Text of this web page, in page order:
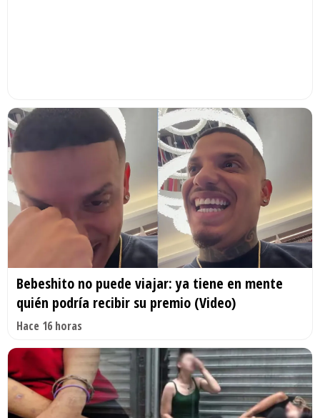
Bebeshito no puede viajar: ya tiene en mente
quién podría recibir su premio (Video)
Hace 16 horas